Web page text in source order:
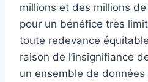
millions et des millions
pour un bénéfice très
toute redevance
raison de l’insignifiance
un ensemble de données